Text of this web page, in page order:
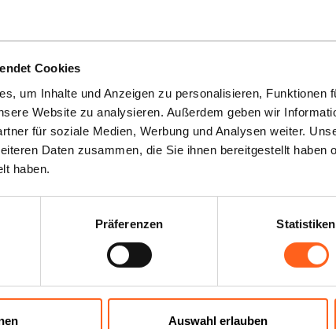
Cookies
um Inhalte und Anzeigen zu personalisieren, Funktionen
Website zu analysieren. Außerdem geben wir
für soziale Medien, Werbung und Analysen weiter.
Daten zusammen, die Sie ihnen bereitgestellt haben
haben.
Präferenzen Statistiken
Auswahl erlauben
beträgt 11,5°. Der
Geschmack und wird aus
Rebstock oder nach der Ernte
Sie